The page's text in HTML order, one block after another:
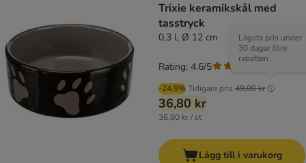
Trixie keramikskål med
tasstryck
0,3 l, Ø 12 cm
-24.9%Tidigare pris 49,00 kr
Lägsta pris under
30 dagar före
rabatten
36,80 kr
36,80 kr / st
Rating: 4.6/5
Lägg till i varukorg